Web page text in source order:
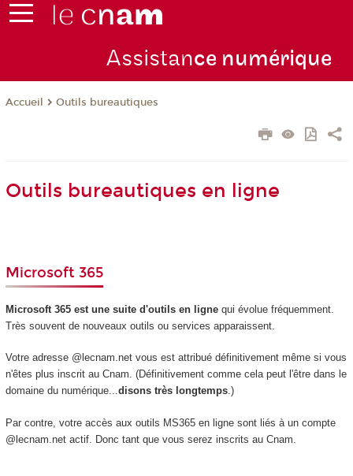
Assistance numérique
Accueil Outils bureautiques
Outils bureautiques en ligne
Microsoft 365
Microsoft 365 est une suite d'outils en lignequi évolue fréquemment.
Très souvent de nouveaux outils ou services apparaissent.
Votre adresse @lecnam.net vous est attribué définitivement même si vous
n'êtes plus inscrit au Cnam. (Définitivement comme cela peut l'être dans le
domaine du numérique...disons très longtemps.)
Par contre, votre accès aux outils MS365 en ligne sont liés à un compte
@lecnam.net actif. Donc tant que vous serez inscrits au Cnam.